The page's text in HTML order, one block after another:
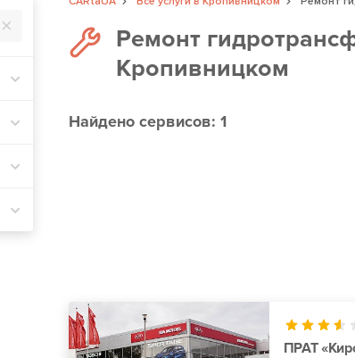
Ремонт
Кропивницком
Найденосервисов: 1
ПРАТ